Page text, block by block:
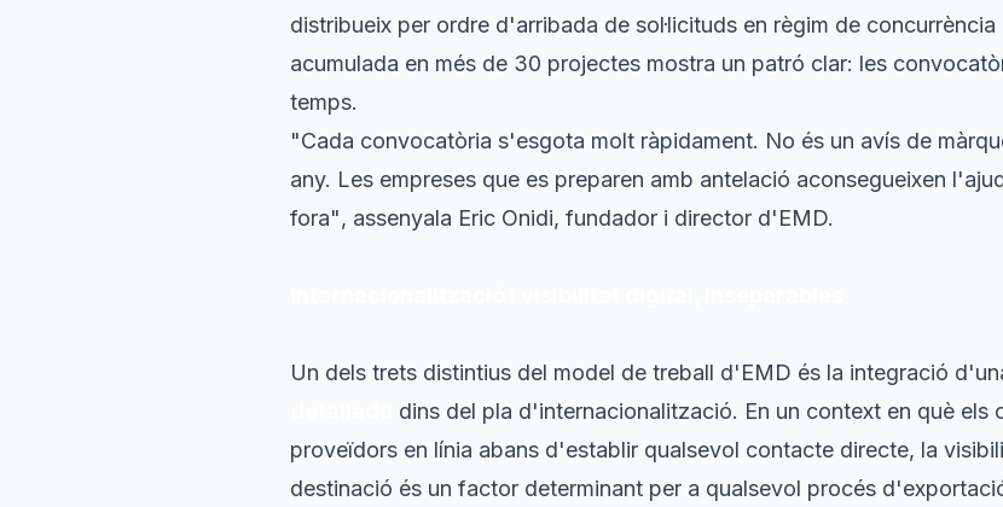
distribueix per ordre d'arribada de sol·licituds en règim de
acumulada en més de 30 projectes mostra un patró clar: les
temps.
"Cada convocatòria s'esgota molt ràpidament. No és un avís de
any. Les empreses que es preparen amb antelació aconsegueixen
fora", assenyala Eric Onidi, fundador i director d'EMD.
Un dels trets distintius del model de treball d'EMD és la integració
dins del pla d'internacionalització. En un context en què els
proveïdors en línia abans d'establir qualsevol contacte directe, la
destinació és un factor determinant per a qualsevol procés